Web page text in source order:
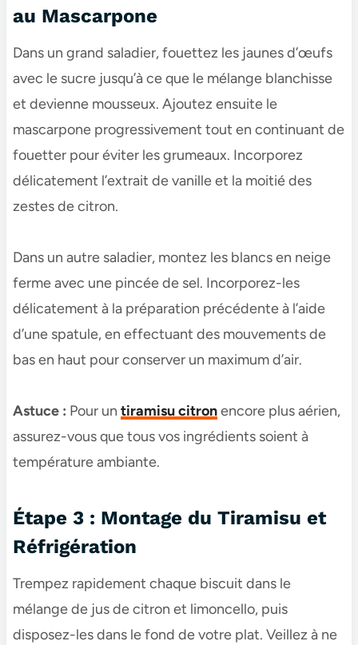
au Mascarpone
Dans un grand saladier, fouettez les jaunes d’œufs
avec le sucre jusqu’à ce que le mélange blanchisse
et devienne mousseux. Ajoutez ensuite le
mascarpone progressivement tout en continuant de
fouetter pour éviter les grumeaux. Incorporez
délicatement l’extrait de vanille et la moitié des
zestes de citron.
Dans un autre saladier, montez les blancs en neige
ferme avec une pincée de sel. Incorporez-les
délicatement à la préparation précédente à l’aide
d’une spatule, en effectuant des mouvements de
bas en haut pour conserver un maximum d’air.
Astuce : Pour un tiramisu citronencore plus aérien,
assurez-vous que tous vos ingrédients soient à
température ambiante.
Étape 3 : Montage du Tiramisu et
Réfrigération
Trempez rapidement chaque biscuit dans le
mélange de jus de citron et limoncello, puis
disposez-les dans le fond de votre plat. Veillez à ne